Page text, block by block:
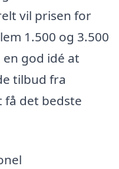
vil prisen for
1.500 og 3.500
god idé at
tilbud fra
det bedste